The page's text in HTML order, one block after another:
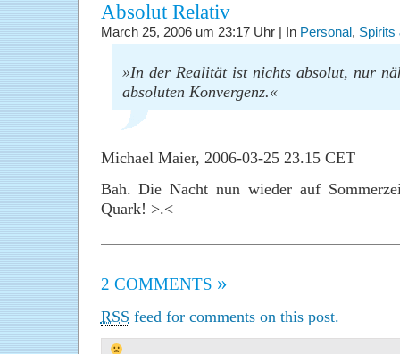
Absolut Relativ
March 25, 2006 um 23:17 Uhr | In Personal, Spirits
»In der Realität ist nichts absolut, nur
absoluten Konvergenz.«
Michael Maier, 2006-03-25 23.15 CET
Bah. Die Nacht nun wieder auf
Quark! >.<
2 COMMENTS »
RSS feed for comments on this post.